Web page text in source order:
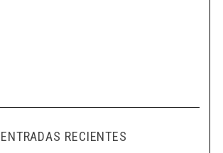
ENTRADAS RECIENTES